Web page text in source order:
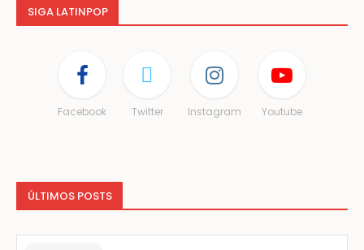
SIGA LATINPOP
Facebook Twitter Instagram Youtube
ÚLTIMOS POSTS